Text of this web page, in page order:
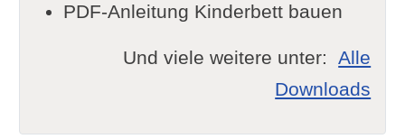
PDF-Anleitung Kinderbett bauen
Und viele weitere unter:Alle
Downloads